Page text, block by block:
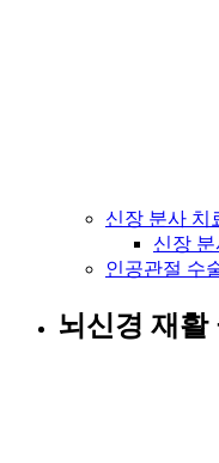
신장 분사 치
신장
인공관절 수
뇌신경 재활